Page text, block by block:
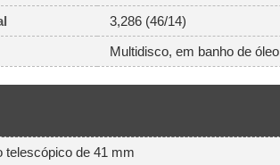
3,286 (46/14)
Multidisco, em banho de óleo
telescópico de 41 mm